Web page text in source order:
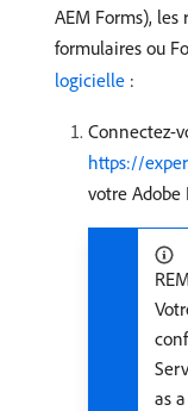
AEM Forms), les
formulaires ou
logicielle :
Connectez-
https://
votre Adobe
as